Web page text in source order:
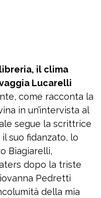
il clima
Lucarelli
come racconta la
in un’intervista al
segue la scrittrice
suo fidanzato, lo
Biagiarelli,
dopo la triste
Pedretti
della mia